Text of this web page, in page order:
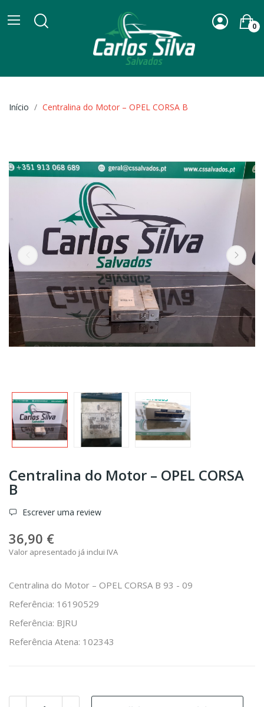
0
Início Centralina do Motor – OPEL CORSA B
Centralina do Motor – OPEL CORSA
B
Escrever uma review
36,90 €
Valor apresentado já inclui IVA
Centralina do Motor – OPEL CORSA B 93 - 09
Referência: 16190529
Referência: BJRU
Referência Atena: 102343